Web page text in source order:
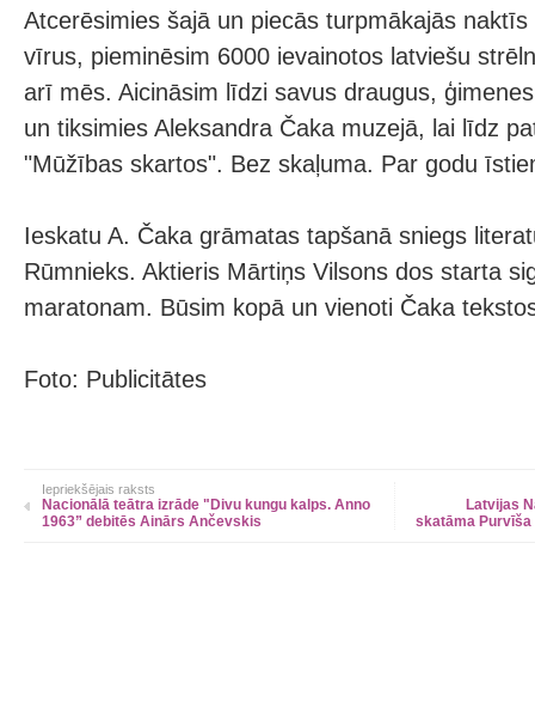
Atcerēsimies šajā un piecās turpmākajās
vīrus, pieminēsim 6000 ievainotos latviešu
arī mēs. Aicināsim līdzi savus draugus,
un tiksimies Aleksandra Čaka muzejā, lai līdz
"Mūžības skartos". Bez skaļuma. Par godu
Ieskatu A. Čaka grāmatas tapšanā sniegs
Rūmnieks. Aktieris Mārtiņs Vilsons dos starta
maratonam. Būsim kopā un vienoti Čaka
Foto: Publicitātes
Iepriekšējais raksts
Nacionālā teātra izrāde "Divu kungu kalps. Anno
1963” debitēs Ainārs Ančevskis
Latvijas
skatāma Purvīša